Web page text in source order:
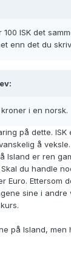
ISK det
enn det du
i en norsk.
på dette. ISK
å
Island er ren
du handle
Euro. Ettersom
sine i andre
på Island, men